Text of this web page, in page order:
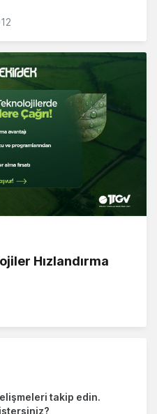
Hızlandırma
takip edin.